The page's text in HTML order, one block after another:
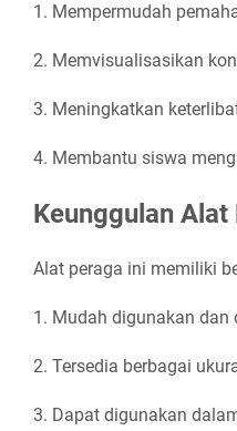
1. Mempermudah
2. Memvisualisasikan
3. Meningkatkan
4. Membantu siswa
Keunggulan Alat
Alat peraga ini memiliki
1. Mudah digunakan dan
2. Tersedia berbagai
3. Dapat digunakan